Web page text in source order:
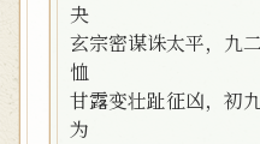
夬
玄宗密谋诛太平，九
恤
甘露变壮趾征凶，初
为